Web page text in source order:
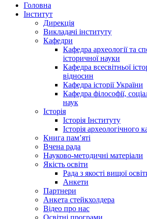
Головна
Інститут
Дирекція
Викладачі інституту
Кафедри
Кафедра археології та
історичної науки
Кафедра всесвітньої
відносин
Кафедра історії України
Кафедра філософії,
наук
Історія
Історія Інституту
Історія археологічного
Книга памʼяті
Вчена рада
Науково-методичні матеріали
Якість освіти
Рада з якості вищої
Анкети
Партнери
Анкета стейкхолдера
Відео про нас
Освітні програми